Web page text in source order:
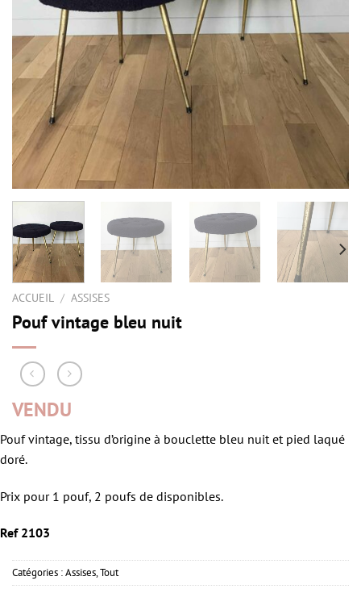
ACCUEIL / ASSISES
Pouf vintage bleu nuit
VENDU
Pouf vintage, tissu d’origine à bouclette bleu nuit et pied laqué
doré.
Prix pour 1 pouf, 2 poufs de disponibles.
Ref 2103
Catégories :Assises,Tout